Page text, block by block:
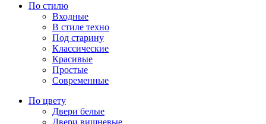
По стилю
Входные
В стиле техно
Под старину
Классические
Красивые
Простые
Современные
По цвету
Двери белые
Двери вишневые